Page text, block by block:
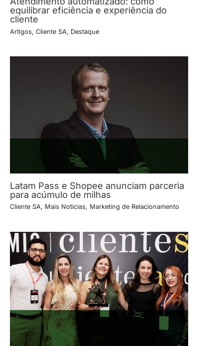
equilibrar eficiência e experiência do
cliente
Artigos, Cliente SA, Destaque
Latam Pass e Shopee anunciam parceria
para acúmulo de milhas
Cliente SA, Mais Notícias, Marketing de Relacionamento